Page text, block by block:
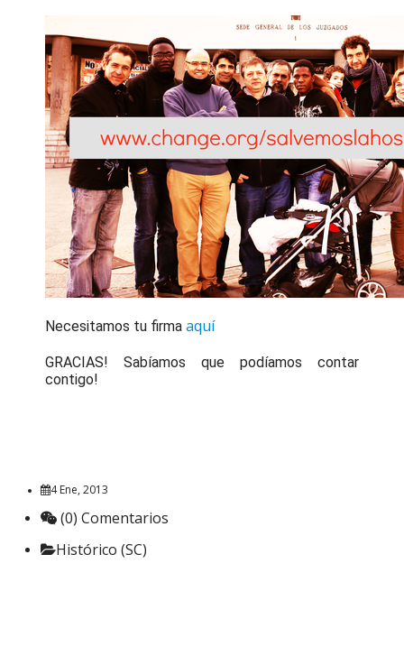
Necesitamos tu firma aquí
GRACIAS! Sabíamos que podíamos contar
contigo!
4 Ene, 2013
(0) Comentarios
Histórico (SC)